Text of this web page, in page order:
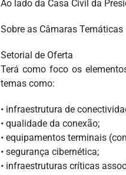
Ao lado da Casa Civil da
Sobre as Câmaras Temáticas
Setorial de Oferta
Terá como foco os
temas como:
• infraestrutura de
• qualidade da conexão;
• equipamentos terminais
• segurança cibernética;
• infraestruturas críticas